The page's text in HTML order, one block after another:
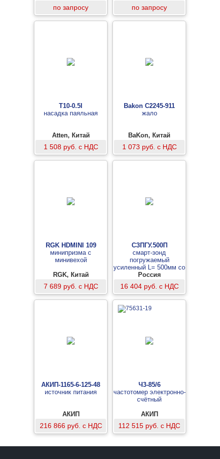
по запросу по запросу
T10-0.5I
насадка паяльная
Atten, Китай
1 508 руб. с НДС
Bakon С2245-911
жало
BaKon, Китай
1 073 руб. с НДС
RGK HDMINI 109
минипризма с
минивехой
RGK, Китай
7 689 руб. с НДС
СЗПГУ.500П
смарт-зонд
погружаемый
усиленный L= 500мм со
встроенной флеш-
памятью
Россия
16 404 руб. с НДС
АКИП-1165-6-125-48
источник питания
АКИП
216 866 руб. с НДС
Ч3-85/6
частотомер электронно-
счётный
АКИП
112 515 руб. с НДС